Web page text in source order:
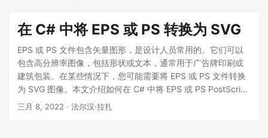
在 C# 中将 EPS 或 PS 转换为 SVG
EPS 或 PS 文件包含矢量图形，是设计人员常用的。它们可以
包含高分辨率图像，包括形状或文本，通常用于广告牌印刷或
建筑包装。在某些情况下，您可能需要将 EPS 或 PS 文件转换
为 SVG 图像。本文介绍如何在 C# 中将 EPS 或 PS PostScript
文件转换为 SVG。
三月 8, 2022 · 法尔汉·拉扎